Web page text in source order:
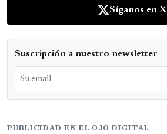
Síganos en X
Suscripción a nuestro newsletter
PUBLICIDAD EN EL OJO DIGITAL